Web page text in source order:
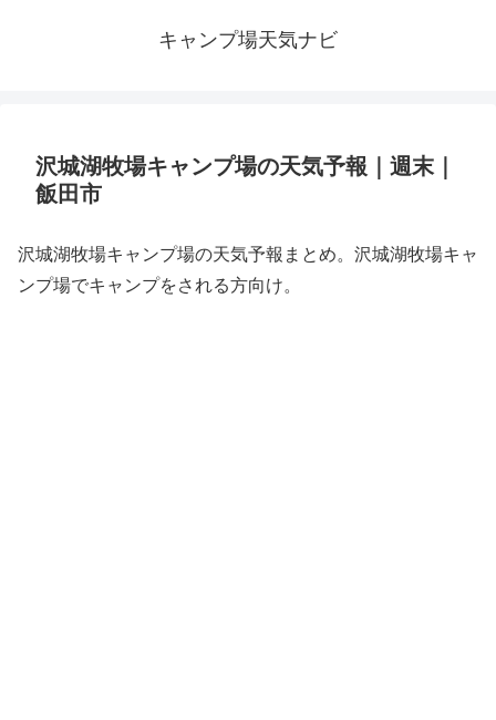
キャンプ場天気ナビ
沢城湖牧場キャンプ場の天気予報｜週末｜
飯田市
沢城湖牧場キャンプ場の天気予報まとめ。沢城湖牧場キャ
ンプ場でキャンプをされる方向け。